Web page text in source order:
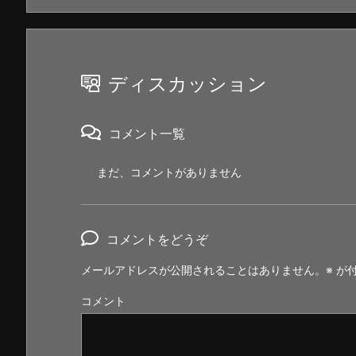
ディスカッション
コメント一覧
まだ、コメントがありません
コメントをどうぞ
メールアドレスが公開されることはありません。 ※ が
コメント